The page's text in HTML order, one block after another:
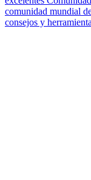
comunidad mundial
consejos y